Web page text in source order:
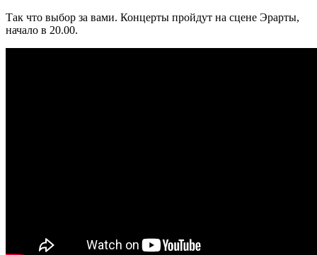
Так что выбор за вами. Концерты пройдут на сцене Эрарты,
начало в 20.00.